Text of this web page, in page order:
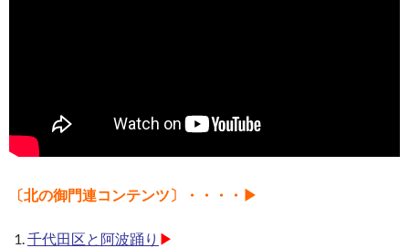
〔北の御門連コンテンツ〕・・・・ ▶︎
千代田区と阿波踊り ▶︎